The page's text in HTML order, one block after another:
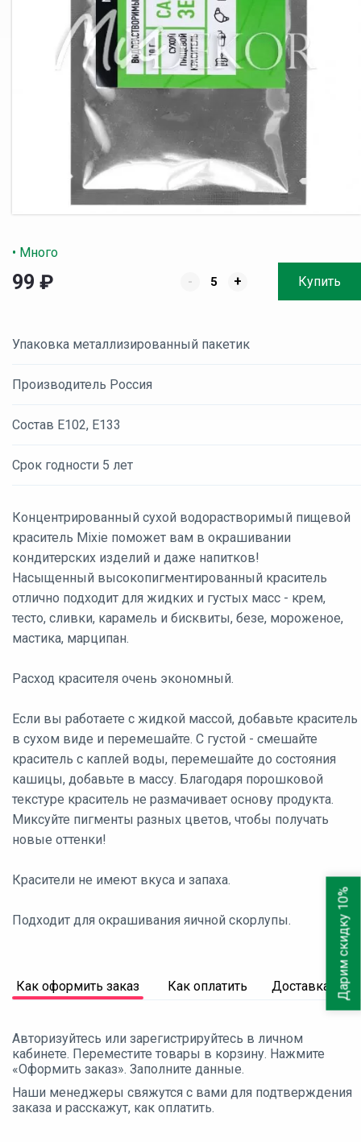
• Много
99 ₽ - + Купить
Упаковка металлизированный пакетик
Производитель Россия
Состав Е102, Е133
Срок годности 5 лет
Концентрированный сухой водорастворимый пищевой
краситель Mixie поможет вам в окрашивании
кондитерских изделий и даже напитков!
Насыщенный высокопигментированный краситель
отлично подходит для жидких и густых масс - крем,
тесто, сливки, карамель и бисквиты, безе, мороженое,
мастика, марципан.
Расход красителя очень экономный.
Если вы работаете с жидкой массой, добавьте краситель
в сухом виде и перемешайте. С густой - смешайте
краситель с каплей воды, перемешайте до состояния
кашицы, добавьте в массу. Благодаря порошковой
текстуре краситель не размачивает основу продукта.
Миксуйте пигменты разных цветов, чтобы получать
новые оттенки!
Красители не имеют вкуса и запаха.
Подходит для окрашивания яичной скорлупы.
Как оформить заказ Как оплатить Доставка
Авторизуйтесь или зарегистрируйтесь в личном
кабинете. Переместите товары в корзину. Нажмите
«Оформить заказ». Заполните данные.
Наши менеджеры свяжутся с вами для подтверждения
заказа и расскажут, как оплатить.
Дарим скидку 10%